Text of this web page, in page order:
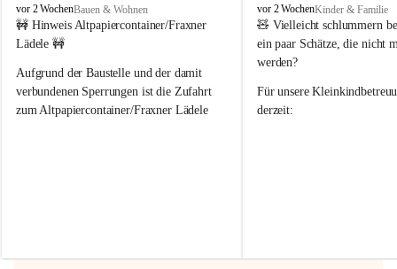
F
r
a
e
r
n
vor 2 WochenBauen & Wohnen
🚧 Hinweis Altpapiercontainer/Fraxner
Lädele 🚧
Aufgrund der Baustelle und der damit
verbundenen Sperrungen ist die Zufahrt
zum Altpapiercontainer/Fraxner Lädele
Hilfsbereitschaft!
F
r
a
x
r
n
vor 2 WochenKinder & Familie
🧸 Vielleicht schlummern
ein paar Schätze, die nicht
werden?
Für unsere
derzeit: